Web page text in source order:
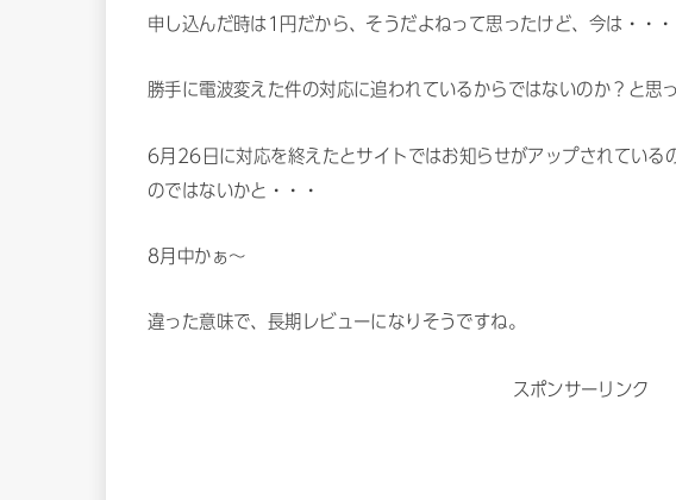
申し込んだ時は1円だから、そうだよねって思ったけど、今は・・・
勝手に電波変えた件の対応に追われているからではないのか？と思
6月26日に対応を終えたとサイトではお知らせがアップされている
のではないかと・・・
8月中かぁ〜
違った意味で、長期レビューになりそうですね。
スポンサーリンク